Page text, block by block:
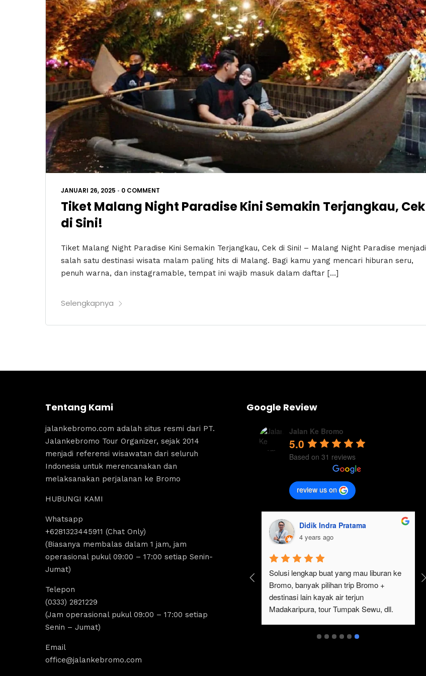
JANUARI 26, 2025 • 0 COMMENT
Tiket Malang Night Paradise Kini Semakin Terjangkau, Cek
di Sini!
Tiket Malang Night Paradise Kini Semakin Terjangkau, Cek di Sini! – Malang Night Paradise menjadi
salah satu destinasi wisata malam paling hits di Malang. Bagi kamu yang mencari hiburan seru,
penuh warna, dan instagramable, tempat ini wajib masuk dalam daftar […]
Selengkapnya
Tentang Kami
jalankebromo.com adalah situs resmi dari PT.
Jalankebromo Tour Organizer, sejak 2014
menjadi referensi wisawatan dari seluruh
Indonesia untuk merencanakan dan
melaksanakan perjalanan ke Bromo
HUBUNGI KAMI
Whatsapp
+6281323445911 (Chat Only)
(Biasanya membalas dalam 1 jam, jam
operasional pukul 09:00 – 17:00 setiap Senin-
Jumat)
Telepon
(0333) 2821229
(Jam operasional pukul 09:00 – 17:00 setiap
Senin – Jumat)
Email
office@jalankebromo.com
Google Review
Jalan Ke Bromo
5.0
Based on 31 reviews
review us on
menyediakan sewa
Jeep malang.
aktivitas tour
dan trip bromo.
destinasi Air terjun
amazing banget
4 years ago
bromo, kita bisa melakukan tour bromo
Sunrise dan Sunset.Pokoknya sangat
Didik Indra Pratama
4 years ago
Solusi lengkap buat yang mau liburan ke
Bromo, banyak pilihan trip Bromo +
destinasi lain kayak air terjun
Madakaripura, tour Tumpak Sewu, dll.